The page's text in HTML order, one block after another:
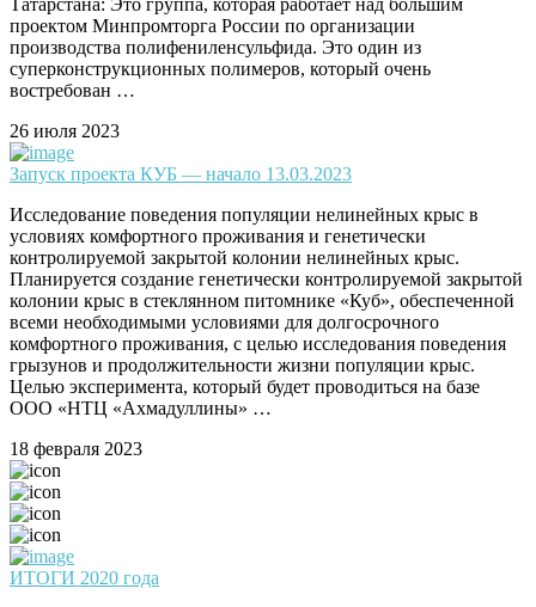
Татарстана: Это группа, которая работает над большим
проектом Минпромторга России по организации
производства полифениленсульфида. Это один из
суперконструкционных полимеров, который очень
востребован …
26 июля 2023
Запуск проекта КУБ — начало 13.03.2023
Исследование поведения популяции нелинейных крыс в
условиях комфортного проживания и генетически
контролируемой закрытой колонии нелинейных крыс.
Планируется создание генетически контролируемой закрытой
колонии крыс в стеклянном питомнике «Куб», обеспеченной
всеми необходимыми условиями для долгосрочного
комфортного проживания, с целью исследования поведения
грызунов и продолжительности жизни популяции крыс.
Целью эксперимента, который будет проводиться на базе
ООО «НТЦ «Ахмадуллины» …
18 февраля 2023
ИТОГИ 2020 года